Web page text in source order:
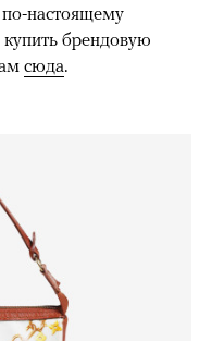
настоящему
брендовую
сюда.